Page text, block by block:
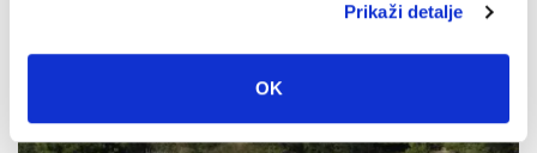
Prikaži detalje
OK